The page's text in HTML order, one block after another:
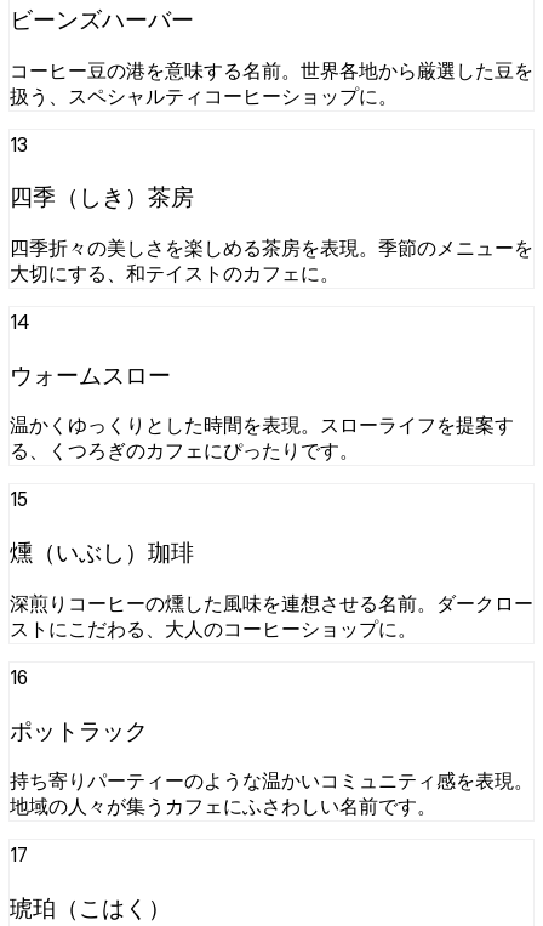
ビーンズハーバー
コーヒー豆の港を意味する名前。世界各地から厳選した豆を
扱う、スペシャルティコーヒーショップに。
13
四季（しき）茶房
四季折々の美しさを楽しめる茶房を表現。季節のメニューを
大切にする、和テイストのカフェに。
14
ウォームスロー
温かくゆっくりとした時間を表現。スローライフを提案す
る、くつろぎのカフェにぴったりです。
15
燻（いぶし）珈琲
深煎りコーヒーの燻した風味を連想させる名前。ダークロー
ストにこだわる、大人のコーヒーショップに。
16
ポットラック
持ち寄りパーティーのような温かいコミュニティ感を表現。
地域の人々が集うカフェにふさわしい名前です。
17
琥珀（こはく）